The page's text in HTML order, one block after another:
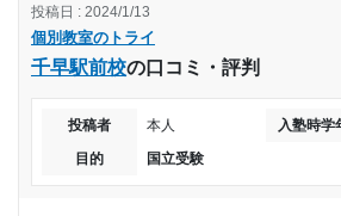
月額料金
利用詳細
通塾期間
2019年7月〜2019年9月(3ヶ月)
入塾時の学年
料金
個別教室ということもあり少し割高では
レベルの教育が施されている。
様々なコースがあり、生徒個人のレベル
講することができ、レベルアップにつな
個別教室のトライ
千早駅前校の口コミ・評判
投稿日 : 2024/1/13
投稿者 本人 入塾時学
目的
国立受験